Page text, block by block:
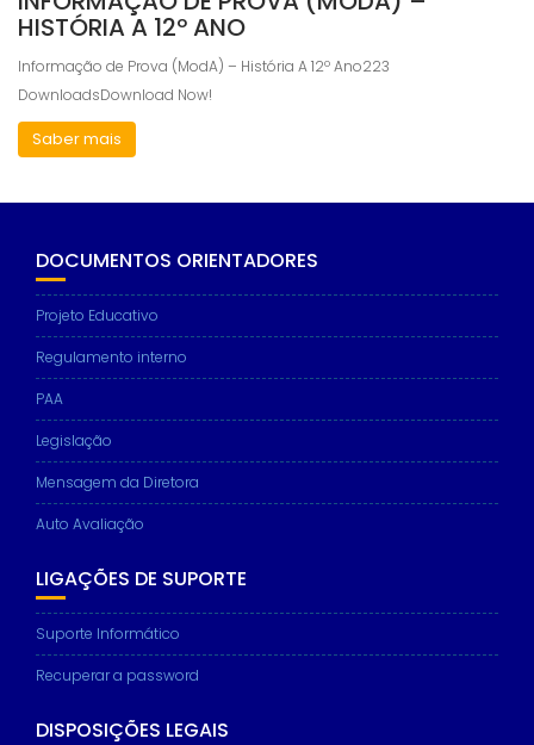
HISTÓRIA A 12º ANO
Informação de Prova (ModA) – História A 12º Ano223
DownloadsDownload Now!
Saber mais
DOCUMENTOS ORIENTADORES
Projeto Educativo
Regulamento interno
PAA
Legislação
Mensagem da Diretora
Auto Avaliação
LIGAÇÕES DE SUPORTE
Suporte Informático
Recuperar a password
DISPOSIÇÕES LEGAIS